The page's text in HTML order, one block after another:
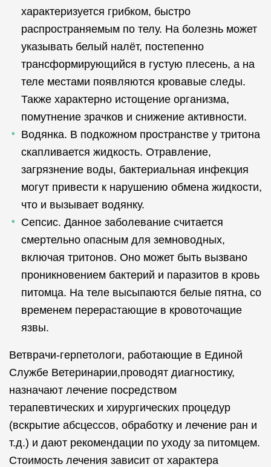
характеризуется грибком, быстро
распространяемым по телу. На болезнь может
указывать белый налёт, постепенно
трансформирующийся в густую плесень, а на
теле местами появляются кровавые следы.
Также характерно истощение организма,
помутнение зрачков и снижение активности.
Водянка. В подкожном пространстве у тритона
скапливается жидкость. Отравление,
загрязнение воды, бактериальная инфекция
могут привести к нарушению обмена жидкости,
что и вызывает водянку.
Сепсис. Данное заболевание считается
смертельно опасным для земноводных,
включая тритонов. Оно может быть вызвано
проникновением бактерий и паразитов в кровь
питомца. На теле высыпаются белые пятна, со
временем перерастающие в кровоточащие
язвы.
Ветврачи-герпетологи, работающие в Единой
Службе Ветеринарии,проводят диагностику,
назначают лечение посредством
терапевтических и хирургических процедур
(вскрытие абсцессов, обработку и лечение ран и
т.д.) и дают рекомендации по уходу за питомцем.
Стоимость лечения зависит от характера